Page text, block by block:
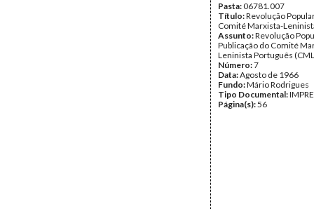
Pasta:06781.007
Título:Revolução
Comité Marxista-
Assunto:Revolução
Publicação do Comité
Leninista Português
Número:7
Data:Agosto de 1966
Fundo:Mário Rodrigues
Tipo Documental:
Página(s):56